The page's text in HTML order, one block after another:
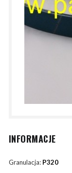
INFORMACJE
Granulacja: P320